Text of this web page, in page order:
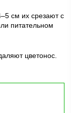
см их срезают с
питательном
цветонос.